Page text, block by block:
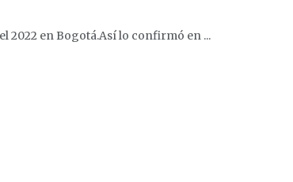
2022 en Bogotá.Así lo confirmó en ...